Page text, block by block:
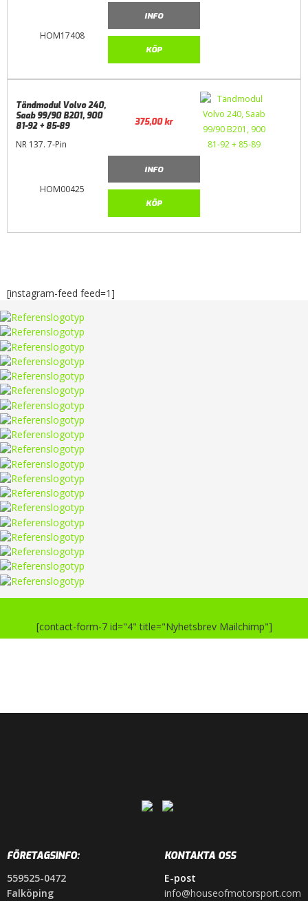
HOM17408
INFO
KÖP
HOM00425
Tändmodul Volvo 240,
Saab 99/90 B201, 900
81-92 + 85-89
NR 137. 7-Pin
375,00kr
INFO
KÖP
[instagram-feed feed=1]
[contact-form-7 id="4" title="Nyhetsbrev Mailchimp"]
FÖRETAGSINFO:
559525-0472
Falköping
KONTAKTA OSS
E-post
info@houseofmotorsport.com